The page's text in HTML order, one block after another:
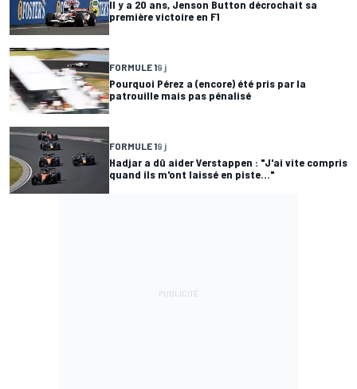
Il y a 20 ans, Jenson Button décrochait sa
première victoire en F1
FORMULE 19 j
Pourquoi Pérez a (encore) été pris par la
patrouille mais pas pénalisé
FORMULE 19 j
Hadjar a dû aider Verstappen : "J'ai vite compris
quand ils m'ont laissé en piste..."